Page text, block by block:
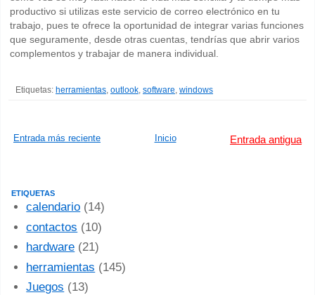
productivo si utilizas este servicio de correo electrónico en tu
trabajo, pues te ofrece la oportunidad de integrar varias funciones
que seguramente, desde otras cuentas, tendrías que abrir varios
complementos y trabajar de manera individual.
Etiquetas: herramientas outlook software windows
Entrada más reciente Entrada antigua
Inicio
ETIQUETAS
calendario (14)
contactos (10)
hardware (21)
herramientas (145)
Juegos (13)